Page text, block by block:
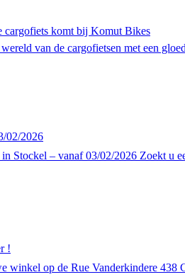
komt bij Komut Bikes
van de cargofietsen met een
02/2026
– vanaf 03/02/2026 Zoekt u
!
op de Rue Vanderkindere 438